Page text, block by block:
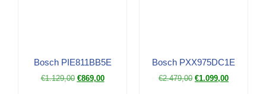
Bosch PIE811BB5E
€1.129,00 €869,00
Bosch PXX975DC1E
€2.479,00 €1.099,00